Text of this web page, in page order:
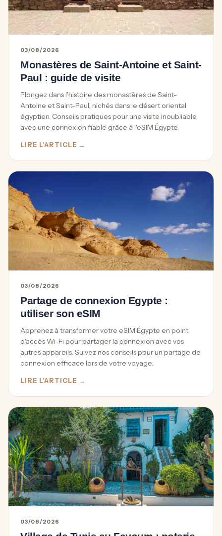
03/08/2026
Monastères de Saint-Antoine et Saint-
Paul : guide de visite
Plongez dans l'histoire des monastères de Saint-
Antoine et Saint-Paul, nichés dans le désert oriental
égyptien. Conseils pratiques pour une visite inoubliable,
avec une connexion fiable grâce à l'eSIM Égypte.
LIRE L'ARTICLE →
03/08/2026
Partage de connexion Egypte :
utiliser son eSIM
Apprenez à transformer votre eSIM Égypte en point
d'accès Wi-Fi pour partager la connexion avec vos
autres appareils. Suivez nos conseils pour un partage de
connexion efficace lors de votre voyage.
LIRE L'ARTICLE →
03/08/2026